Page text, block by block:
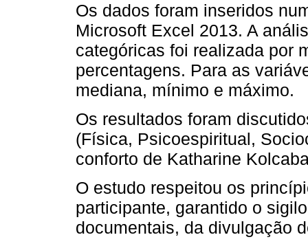
Os dados foram inseridos
Microsoft Excel 2013. A
categóricas foi realizada por
percentagens. Para as
mediana, mínimo e máximo.
Os resultados foram
(Física, Psicoespiritual,
conforto de Katharine
O estudo respeitou os
participante, garantido o
documentais, da divulgação